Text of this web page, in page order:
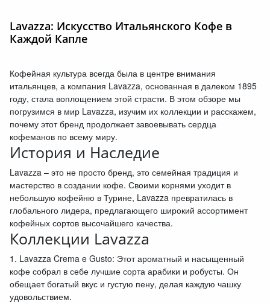
Lavazza: Искусство Итальянского Кофе в
Каждой Капле
Кофейная культура всегда была в центре внимания
итальянцев, а компания Lavazza, основанная в далеком 1895
году, стала воплощением этой страсти. В этом обзоре мы
погрузимся в мир Lavazza, изучим их коллекции и расскажем,
почему этот бренд продолжает завоевывать сердца
кофеманов по всему миру.
История и Наследие
Lavazza – это не просто бренд, это семейная традиция и
мастерство в создании кофе. Своими корнями уходит в
небольшую кофейню в Турине, Lavazza превратилась в
глобального лидера, предлагающего широкий ассортимент
кофейных сортов высочайшего качества.
Коллекции Lavazza
1. Lavazza Crema e Gusto: Этот ароматный и насыщенный
кофе собрал в себе лучшие сорта арабики и робусты. Он
обещает богатый вкус и густую пену, делая каждую чашку
удовольствием.